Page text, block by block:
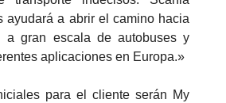
ayudará a abrir el camino hacia
a gran escala de autobuses y
aplicaciones en Europa.»
para el cliente serán My